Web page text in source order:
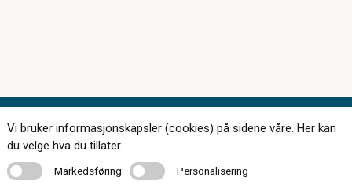
Kontakt oss
Vi bruker informasjonskapsler (cookies) på sidene våre. Her kan
du velge hva du tillater.
MarkedsføringMarkedsføring PersonaliseringPersonalisering